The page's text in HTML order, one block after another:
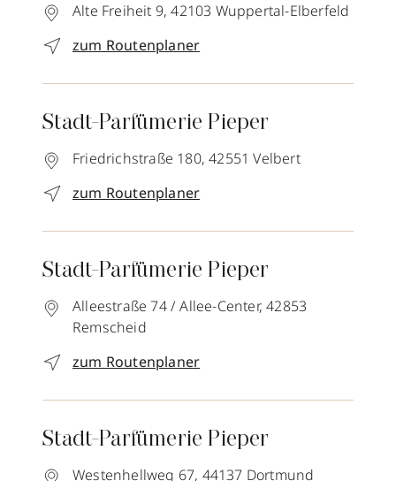
Alte Freiheit 9, 42103 Wuppertal-Elberfeld
zum Routenplaner
Stadt-Parfümerie Pieper
Friedrichstraße 180, 42551 Velbert
zum Routenplaner
Stadt-Parfümerie Pieper
Alleestraße 74 / Allee-Center, 42853
Remscheid
zum Routenplaner
Stadt-Parfümerie Pieper
Westenhellweg 67, 44137 Dortmund